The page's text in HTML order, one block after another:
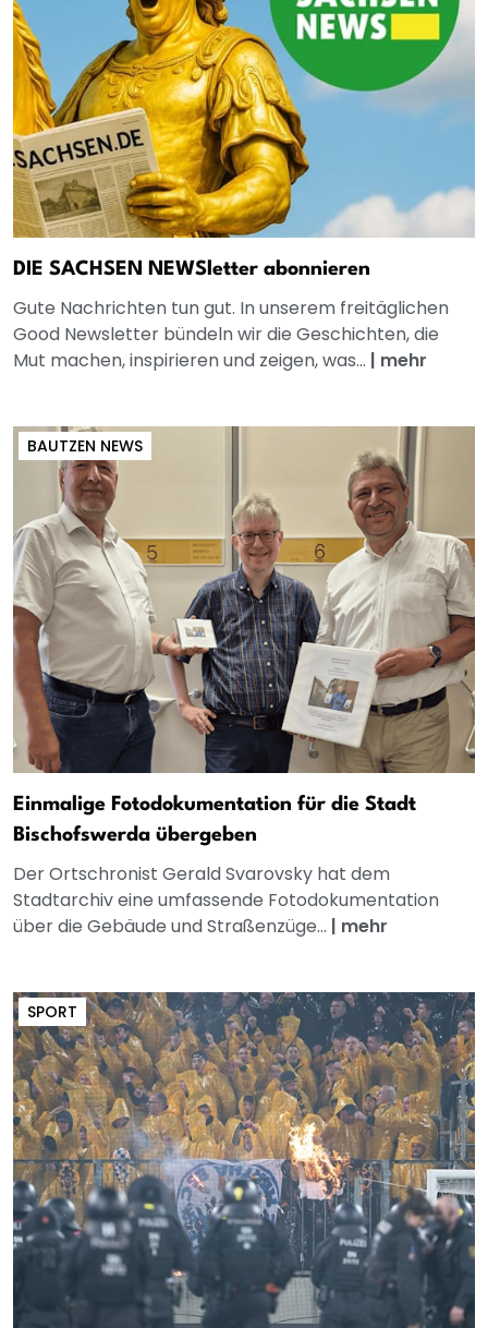
DIE SACHSEN NEWSletter abonnieren
Gute Nachrichten tun gut. In unserem freitäglichen
Good Newsletter bündeln wir die Geschichten, die
Mut machen, inspirieren und zeigen, was... | mehr
BAUTZEN NEWS
Einmalige Fotodokumentation für die Stadt
Bischofswerda übergeben
Der Ortschronist Gerald Svarovsky hat dem
Stadtarchiv eine umfassende Fotodokumentation
über die Gebäude und Straßenzüge... | mehr
SPORT